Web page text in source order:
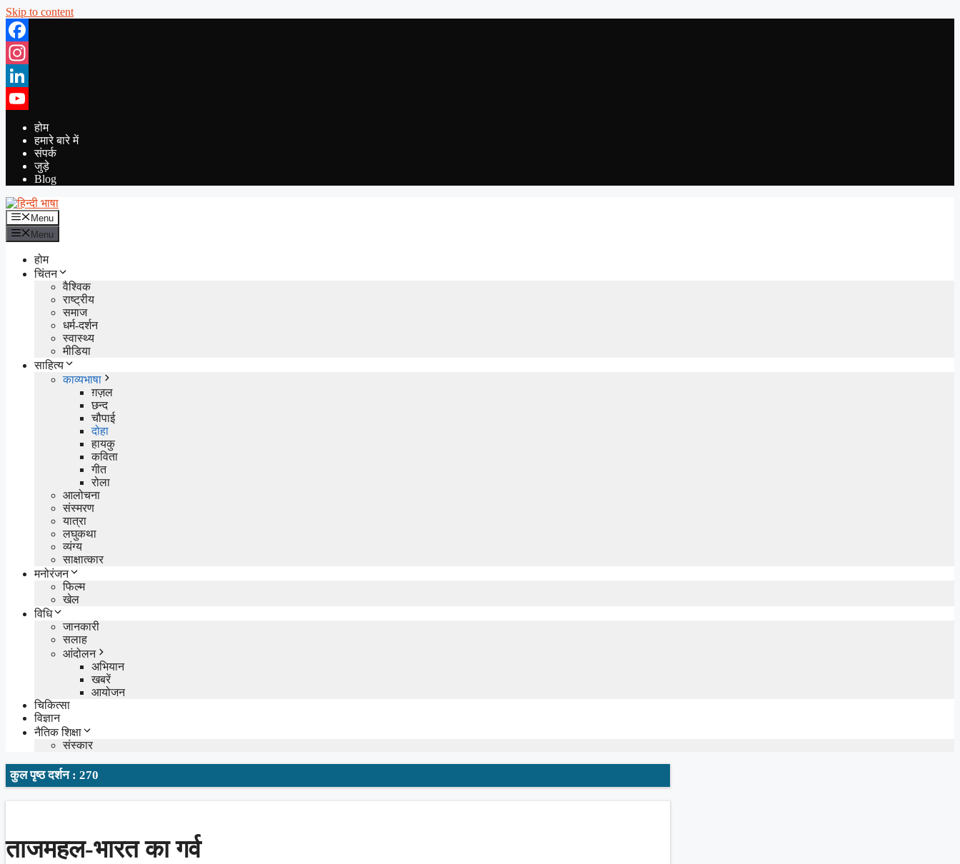
Skip to content
Facebook
Instagram
LinkedIn
YouTube
होम
हमारे बारे में
संपर्क
जुड़े
Blog
Menu
Menu
होम
चिंतन
वैश्विक
राष्ट्रीय
समाज
धर्म-दर्शन
स्वास्थ्य
मीडिया
साहित्य
काव्यभाषा
ग़ज़ल
छन्द
चौपाई
दोहा
हायकु
कविता
गीत
रोला
आलोचना
संस्मरण
यात्रा
लघुकथा
व्यंग्य
साक्षात्कार
मनोरंजन
फिल्म
खेल
विधि
जानकारी
सलाह
आंदोलन
अभियान
खबरें
आयोजन
चिकित्सा
विज्ञान
नैतिक शिक्षा
संस्कार
कुल पृष्ठ दर्शन : 270
ताजमहल-भारत का गर्व